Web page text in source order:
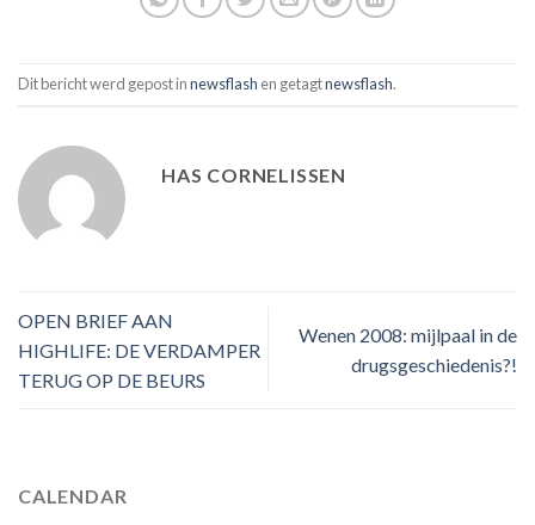
Dit bericht werd gepost innewsflash en getagtnewsflash.
HAS CORNELISSEN
OPEN BRIEF AAN
HIGHLIFE: DE VERDAMPER
TERUG OP DE BEURS
Wenen 2008: mijlpaal in de
drugsgeschiedenis?!
CALENDAR